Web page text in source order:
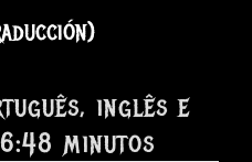
inglês e
minutos